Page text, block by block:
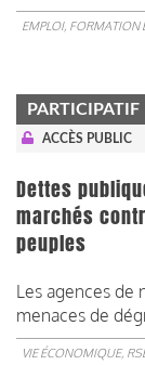
EMPLOI, FORMATION
PARTICIPATIF
ACCÈS PUBLIC
Dettes
marchés
peuples
Les agences de
menaces de
VIE ÉCONOMIQUE,